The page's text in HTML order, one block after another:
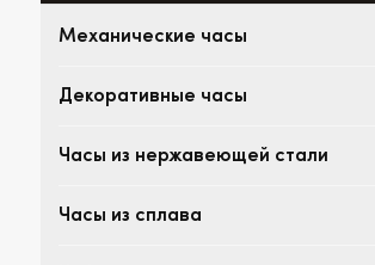
Механические часы
Декоративные часы
Часы из нержавеющей стали
Часы из сплава